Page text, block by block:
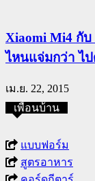
Xiaomi Mi4 กับ
ไหนแจ่มกว่า ไ
เม.ย. 22, 2015
เพื่อนบ้าน
แบบฟอร์ม
สูตรอาหาร